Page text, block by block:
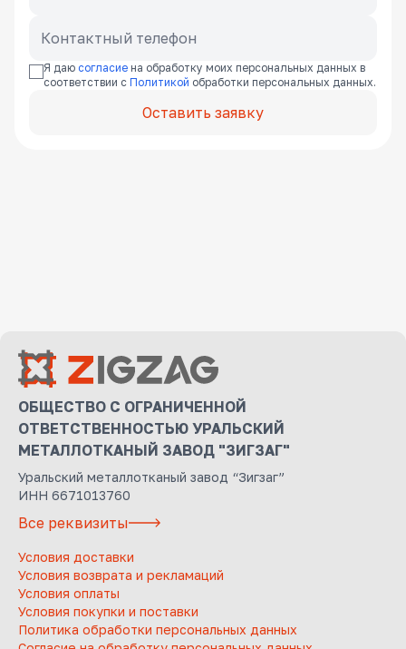
Я даю согласие на обработку моих персональных данных в
соответствии с Политикой обработки персональных данных.
Оставить заявку
ОБЩЕСТВО С ОГРАНИЧЕННОЙ
ОТВЕТСТВЕННОСТЬЮ УРАЛЬСКИЙ
МЕТАЛЛОТКАНЫЙ ЗАВОД "ЗИГЗАГ"
Уральский металлотканый завод “Зигзаг”
ИНН 6671013760
Все реквизиты
Условия доставки
Условия возврата и рекламаций
Условия оплаты
Условия покупки и поставки
Политика обработки персональных данных